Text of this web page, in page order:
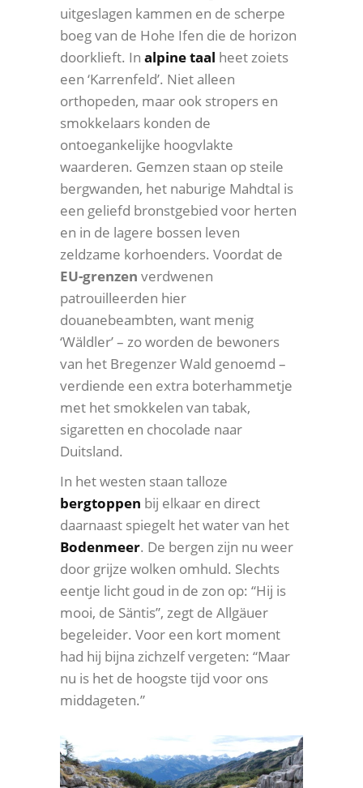
uitgeslagen kammen en de scherpe
boeg van de Hohe Ifen die de horizon
doorklieft. In alpine taal heet zoiets
een ‘Karrenfeld’. Niet alleen
orthopeden, maar ook stropers en
smokkelaars konden de
ontoegankelijke hoogvlakte
waarderen. Gemzen staan op steile
bergwanden, het naburige Mahdtal is
een geliefd bronstgebied voor herten
en in de lagere bossen leven
zeldzame korhoenders. Voordat de
EU-grenzen verdwenen
patrouilleerden hier
douanebeambten, want menig
‘Wäldler’ – zo worden de bewoners
van het Bregenzer Wald genoemd –
verdiende een extra boterhammetje
met het smokkelen van tabak,
sigaretten en chocolade naar
Duitsland.
In het westen staan talloze
bergtoppen bij elkaar en direct
daarnaast spiegelt het water van het
Bodenmeer. De bergen zijn nu weer
door grijze wolken omhuld. Slechts
eentje licht goud in de zon op: “Hij is
mooi, de Säntis”, zegt de Allgäuer
begeleider. Voor een kort moment
had hij bijna zichzelf vergeten: “Maar
nu is het de hoogste tijd voor ons
middageten.”